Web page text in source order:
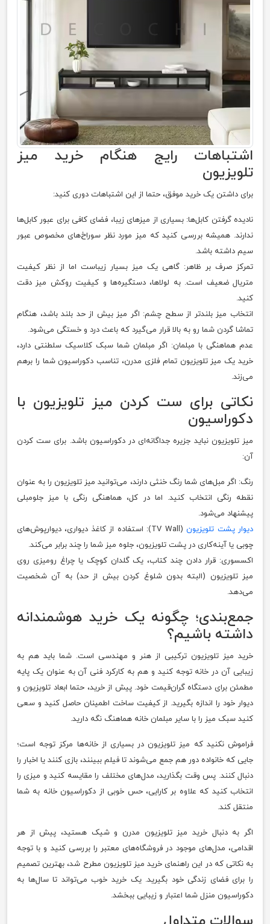
اشتباهات رایج هنگام خرید میز
تلویزیون
برای داشتن یک خرید موفق، حتما از این اشتباهات دوری کنید:
نادیده گرفتن کابل‌ها: بسیاری از میزهای زیبا، فضای کافی برای عبور کابل‌ها
ندارند. همیشه بررسی کنید که میز مورد نظر سوراخ‌های مخصوص عبور
سیم داشته باشد.
تمرکز صرف بر ظاهر: گاهی یک میز بسیار زیباست اما از نظر کیفیت
متریال ضعیف است. به لولاها، دستگیره‌ها و کیفیت روکش میز دقت
کنید.
انتخاب میز بلندتر از سطح چشم: اگر میز بیش از حد بلند باشد، هنگام
تماشا گردن شما رو به بالا قرار می‌گیرد که باعث درد و خستگی می‌شود.
عدم هماهنگی با مبلمان: اگر مبلمان شما سبک کلاسیک سلطنتی دارد،
خرید یک میز تلویزیون تمام فلزی مدرن، تناسب دکوراسیون شما را برهم
می‌زند.
نکاتی برای ست کردن میز تلویزیون با
دکوراسیون
میز تلویزیون نباید جزیره جداگانه‌ای در دکوراسیون باشد. برای ست کردن
آن:
رنگ: اگر مبل‌های شما رنگ خنثی دارند، می‌توانید میز تلویزیون را به عنوان
نقطه رنگی انتخاب کنید. اما در کل، هماهنگی رنگی با میز جلومبلی
پیشنهاد می‌شود.
دیوار پشت تلویزیون
(TV Wall): استفاده از کاغذ دیواری، دیوارپوش‌های
چوبی یا آینه‌کاری در پشت تلویزیون، جلوه میز شما را چند برابر می‌کند.
اکسسوری: قرار دادن چند کتاب، یک گلدان کوچک یا چراغ رومیزی روی
میز تلویزیون (البته بدون شلوغ کردن بیش از حد) به آن شخصیت
می‌دهد.
جمع‌بندی؛ چگونه یک خرید هوشمندانه
داشته باشیم؟
خرید میز تلویزیون ترکیبی از هنر و مهندسی است. شما باید هم به
زیبایی آن در خانه توجه کنید و هم به کارکرد فنی آن به عنوان یک پایه
مطمئن برای دستگاه گران‌قیمت خود. پیش از خرید، حتما ابعاد تلویزیون و
دیوار خود را اندازه بگیرید. از کیفیت ساخت اطمینان حاصل کنید و سعی
کنید سبک میز را با سایر مبلمان خانه هماهنگ نگه دارید.
فراموش نکنید که میز تلویزیون در بسیاری از خانه‌ها مرکز توجه است؛
جایی که خانواده دور هم جمع می‌شوند تا فیلم ببینند، بازی کنند یا اخبار را
دنبال کنند. پس وقت بگذارید، مدل‌های مختلف را مقایسه کنید و میزی را
انتخاب کنید که علاوه بر کارایی، حس خوبی از دکوراسیون خانه به شما
منتقل کند.
اگر به دنبال خرید میز تلویزیون مدرن و شیک هستید، پیش از هر
اقدامی، مدل‌های موجود در فروشگاه‌های معتبر را بررسی کنید و با توجه
به نکاتی که در این راهنمای خرید میز تلویزیون مطرح شد، بهترین تصمیم
را برای فضای زندگی خود بگیرید. یک خرید خوب می‌تواند تا سال‌ها به
دکوراسیون منزل شما اعتبار و زیبایی ببخشد.